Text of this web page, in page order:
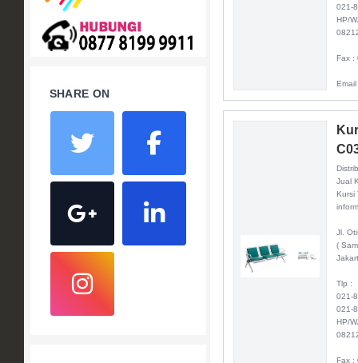
SHARE ON
021-
HP/
Fax :
Jual
Kursi
Jl.
(
Tlp :
021-
021-
HP/
Fax :